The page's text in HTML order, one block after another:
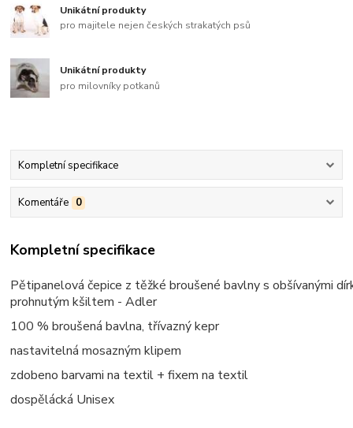
Unikátní produkty
pro majitele nejen českých strakatých psů
Unikátní produkty
pro milovníky potkanů
Kompletní specifikace
Komentáře 0
Kompletní specifikace
Pětipanelová čepice z těžké broušené bavlny s obšívanými
prohnutým kšiltem - Adler
100 % broušená bavlna, třívazný kepr
nastavitelná mosazným klipem
zdobeno barvami na textil + fixem na textil
dospělácká Unisex